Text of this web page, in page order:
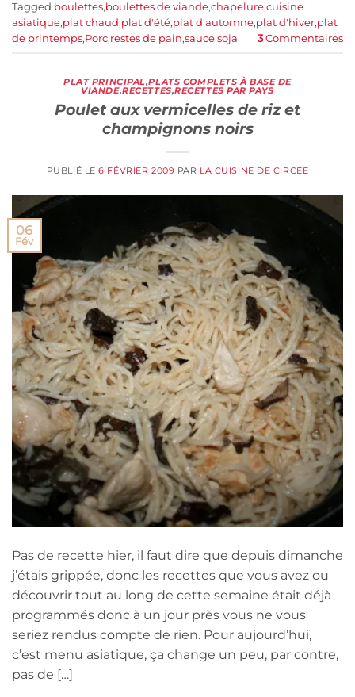
Tagged boulettes,boulettes de viande,chapelure,cuisine
asiatique,plat chaud,plat d'été,plat d'automne,plat d'hiver,plat
de printemps,Porc,restes de pain,sauce soja 3Commentaires
PLAT PRINCIPAL,PLATS COMPLETS À BASE DE
VIANDE,RECETTES,RECETTES PAR PAYS
Poulet aux vermicelles de riz et
champignons noirs
PUBLIÉ LE6 FÉVRIER 2009 PAR LA CUISINE DE CIRCÉE
06
Fév
Pas de recette hier, il faut dire que depuis dimanche
j’étais grippée, donc les recettes que vous avez ou
découvrir tout au long de cette semaine était déjà
programmés donc à un jour près vous ne vous
seriez rendus compte de rien. Pour aujourd’hui,
c’est menu asiatique, ça change un peu, par contre,
pas de […]